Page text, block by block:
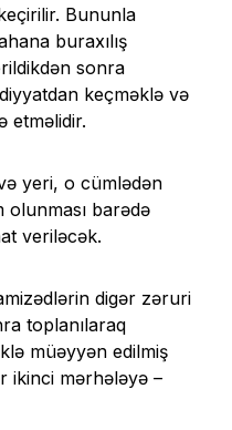
Bununla
buraxılış
sonra
keçməklə və
etməlidir.
yeri, o cümlədən
olunması barədə
veriləcək.
digər zəruri
toplanılaraq
müəyyən edilmiş
ikinci mərhələyə –